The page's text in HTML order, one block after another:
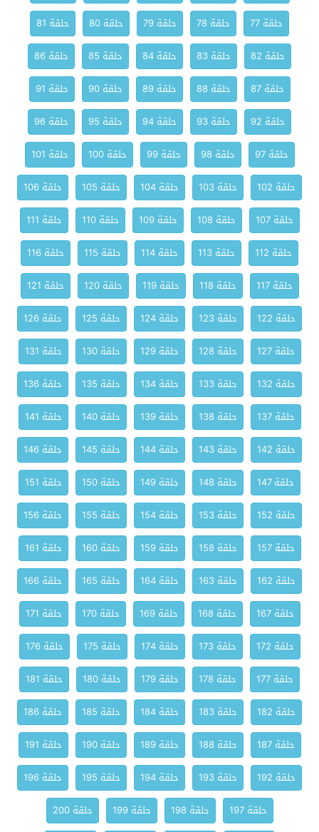
حلقة 77
حلقة 78 حلقة 79 حلقة 80
حلقة 81
حلقة 82
حلقة 83 حلقة 84 حلقة 85
حلقة 86
حلقة 87
حلقة 88 حلقة 89 حلقة 90
حلقة 91
حلقة 92
حلقة 93 حلقة 94 حلقة 95
حلقة 96
حلقة 97
حلقة 98 حلقة 99 حلقة 100
حلقة 101
حلقة 102
حلقة 103 حلقة 104 حلقة 105
حلقة 106
حلقة 107
حلقة 108 حلقة 109 حلقة 110
حلقة 111
حلقة 112
حلقة 113 حلقة 114 حلقة 115
حلقة 116
حلقة 117
حلقة 118 حلقة 119 حلقة 120
حلقة 121
حلقة 122
حلقة 123 حلقة 124 حلقة 125
حلقة 126
حلقة 127
حلقة 128 حلقة 129 حلقة 130
حلقة 131
حلقة 132
حلقة 133 حلقة 134 حلقة 135
حلقة 136
حلقة 137
حلقة 138 حلقة 139 حلقة 140
حلقة 141
حلقة 142
حلقة 143 حلقة 144 حلقة 145
حلقة 146
حلقة 147
حلقة 148 حلقة 149 حلقة 150
حلقة 151
حلقة 152
حلقة 153 حلقة 154 حلقة 155
حلقة 156
حلقة 157
حلقة 158 حلقة 159 حلقة 160
حلقة 161
حلقة 162
حلقة 163 حلقة 164 حلقة 165
حلقة 166
حلقة 167
حلقة 168 حلقة 169 حلقة 170
حلقة 171
حلقة 172
حلقة 173 حلقة 174 حلقة 175
حلقة 176
حلقة 177
حلقة 178 حلقة 179 حلقة 180
حلقة 181
حلقة 182
حلقة 183 حلقة 184 حلقة 185
حلقة 186
حلقة 187
حلقة 188 حلقة 189 حلقة 190
حلقة 191
حلقة 192
حلقة 193 حلقة 194 حلقة 195
حلقة 196
حلقة 197
حلقة 198 حلقة 199 حلقة 200